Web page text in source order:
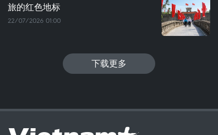
旅的红色地标
22/07/2026 01:00
下载更多